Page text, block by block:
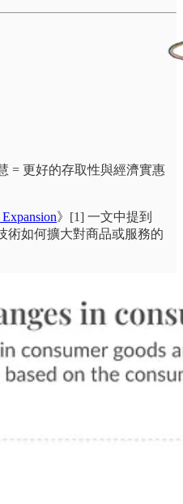
= 更好的存取性與經濟實惠
》[1] 一文中提到
術如何擴大對商品或服務的